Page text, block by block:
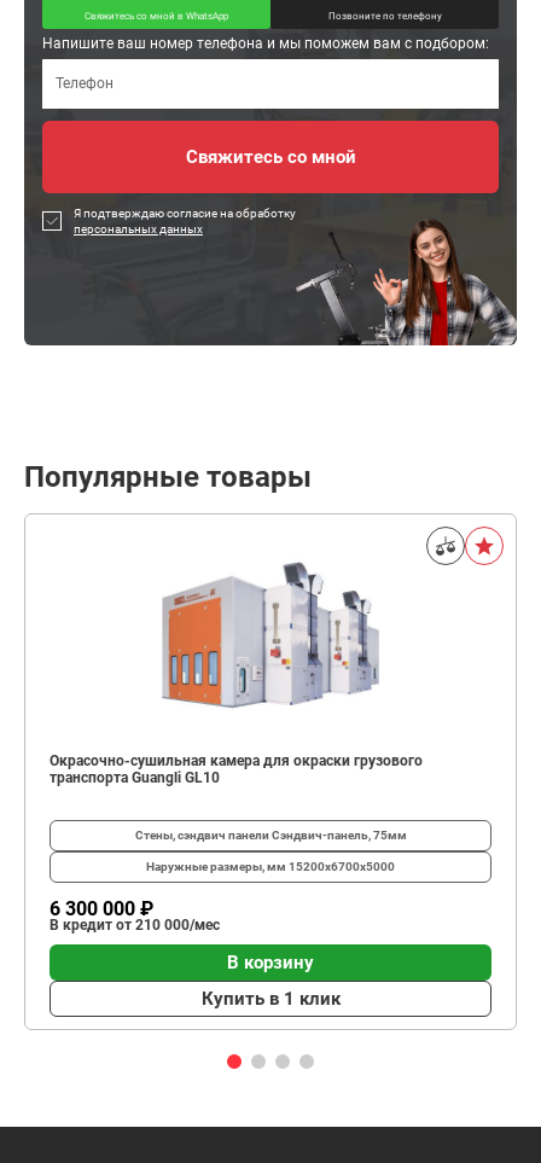
Свяжитесь со мной в WhatsApp Позвоните по телефону
Напишите ваш номер телефона и мы поможем вам с подбором:
Я подтверждаю согласие на обработку
персональных данных
Популярные товары
Окрасочно-сушильная камера для окраски грузового
транспорта Guangli GL10
Стены, сэндвич панели Сэндвич-панель, 75мм
Наружные размеры, мм 15200х6700х5000
6 300 000 ₽
В кредит от 210 000/мес
В корзину
Купить в 1 клик